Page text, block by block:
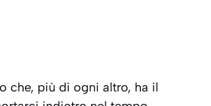
che, più di ogni altro, ha il